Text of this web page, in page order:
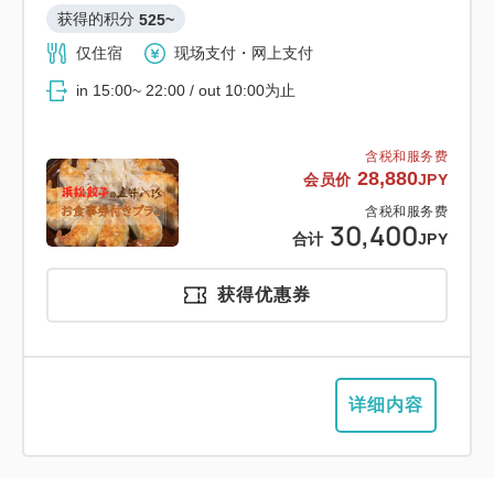
含税和服务费
会员价 28,880JPY
含税和服务费
合计 30,400JPY
获得的积分 525~
仅住宿
现场支付・网上支付
in 15:00~ 22:00 / out 10:00为止
获得优惠券
详细内容